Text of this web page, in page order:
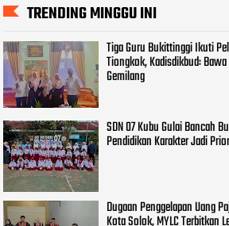
TRENDING MINGGU INI
Tiga Guru Bukittinggi Ikuti
Tiongkok, Kadisdikbud:
Gemilang
SDN 07 Kubu Gulai Bancah
Pendidikan Karakter Jadi
Dugaan Penggelapan Uang
Kota Solok, MYLC Terbitkan